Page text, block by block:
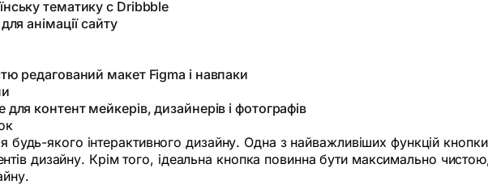
тематику c Dribbble
анімації сайту
редагований макет Figma і навпаки
контент мейкерів, дизайнерів і фотографів
якого інтерактивного дизайну. Одна з найважливіших функцій
дизайну. Крім того, ідеальна кнопка повинна бути максимально